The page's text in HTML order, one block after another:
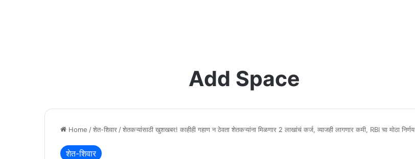
Add Space
Home /शेत-शिवार /शेतकऱ्यांसाठी खुशखबर! काहीही गहाण न ठेवता शेतकऱ्यांना मिळणार 2 लाखांचं कर्ज, व्याजही लागणार कमी, RBI चा मोठा निर्णय
शेत-शिवार